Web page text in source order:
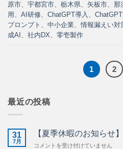
原市、 宇都宮市、 栃木県、 矢板市、 那
用 、 AI研修、 ChatGPT導入 、
プロンプト 、 中小企業、情報漏えい対
成AI 、 社内DX、 零壱製作
1 2
最近の投稿
31
7月
【夏季休暇のお知らせ】
【夏
コメントを受け付けていません